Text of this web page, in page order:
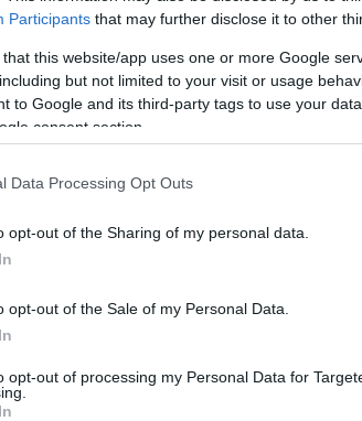
Participants that may further disclose it to other
that this website/app uses one or more Google
but not limited to your visit or usage
to Google and its third-party tags to use your
consent section.
Data Processing Opt Outs
opt-out of the Sharing of my personal data.
opt-out of the Sale of my Personal Data.
opt-out of processing my Personal Data for
el jueves para solicitar una suspensión de
emitida el 29 de mayo, que ordenaba la
centro.
del centro Kennedy
el Congreso tiene la autoridad para cambiar
un plazo hasta el viernes para retirar
los planes de la administración para
para realizar importantes renovaciones.